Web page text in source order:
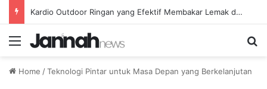
Kardio Outdoor Ringan yang Efektif Membakar Lemak dan Menyegarkan Tubuh Anda
Menu
Home /Teknologi Pintar untuk Masa Depan yang Berkelanjutan